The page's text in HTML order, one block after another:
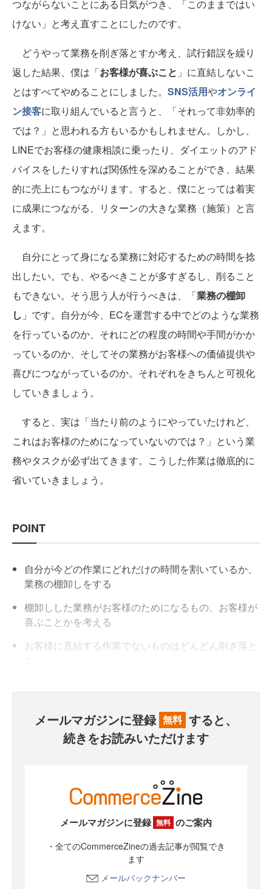
つながらないことにある日気がつき、「このままではい
けない」と考え直すことにしたのです。
どうやって業務を削ぎ落とすか考え、試行錯誤を繰り
返した結果、僕は「お客様が喜ぶこと 」に直結しないこ
とはすべてやめることにしました。 SNS活用やオンライ
ン接客に取り組んでいると言うと、「それって非効率的
では？」と思われる方もいるかもしれません。しかし、
LINEでお客様の健康相談に乗ったり、ダイエットのアド
バイスをしたりすれば関係性を深めることができ、結果
的に売上にもつながります。すると、僕にとっては着実
に成果につながる、リターンの大きな業務（施策）と言
えます。
自分にとって身になる業務に対応するための時間を捻
出したい。でも、やるべきことが多すぎるし、削ること
もできない。そう思う人が行うべきは、「業務の棚卸
し 」です。自分が今、ECを運営する中でどのような業務
を行っているのか、それにどの程度の時間や手間がかか
っているのか、そしてその業務がお客様への価値提供や
喜びにつながっているのか。それぞれをきちんと可視化
していきましょう。
すると、実は「当たり前のようにやっていたけれど、
これはお客様のためになっていないのでは？」という業
務やタスクが必ず出てきます。こうした作業は徹底的に
省いていきましょう。
POINT
自分が今どの作業にどれだけの時間を割いているか、
業務の棚卸しをする
棚卸しした業務がお客様のためになるもの、お客様が
喜ぶことかを考える
お客様に直結する作業でないものはどんどん削ぎ落と
メールマガジンに登録 無料 すると、
続きをお読みいただけます
メールマガジンに登録 無料 のご案内
・全てのCommerceZineの過去記事が閲覧でき
ます
メールバックナンバー